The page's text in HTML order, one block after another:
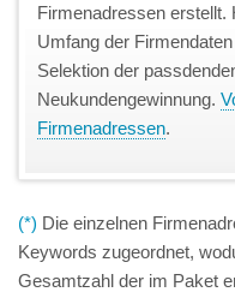
Firmenadressen erstellt.
Umfang der
Selektion der
Neukundengewinnung.
Firmenadressen.
(*) Die einzelnen
Keywords zugeordnet,
Gesamtzahl der im Paket